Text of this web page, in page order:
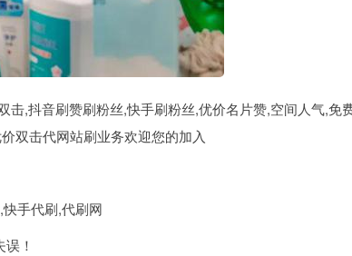
,抖音刷赞刷粉丝,快手刷粉丝,优价名片赞,空间人气,免
双击代网站刷业务欢迎您的加入
手代刷,代刷网
！